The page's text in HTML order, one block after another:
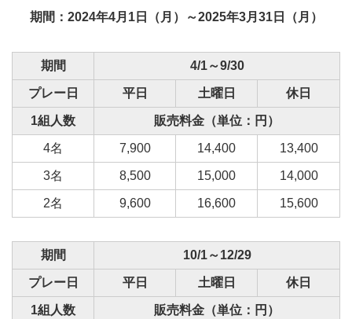
期間：2024年4月1日（月）～2025年3月31日（月）
期間 4/1～9/30
プレー日 平日 土曜日 休日
1組人数 販売料金（単位：円）
4名 7,900 14,400 13,400
3名 8,500 15,000 14,000
2名 9,600 16,600 15,600
期間 10/1～12/29
プレー日 平日 土曜日 休日
1組人数 販売料金（単位：円）